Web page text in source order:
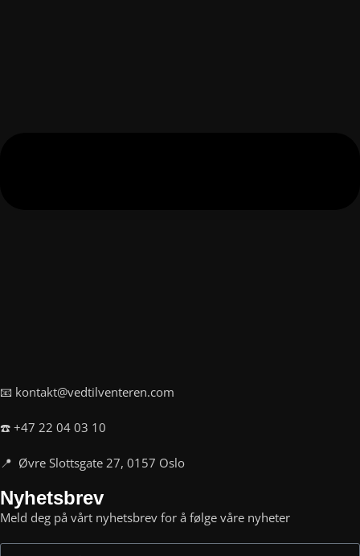
📧 kontakt@vedtilventeren.com
☎️ +47 22 04 03 10
📍 Øvre Slottsgate 27, 0157 Oslo
Nyhetsbrev
Meld deg på vårt nyhetsbrev for å følge våre nyheter